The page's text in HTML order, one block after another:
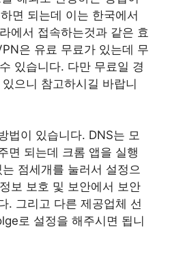
면 되는데 이는 한국에서
에서 접속하는것과 같은 효
은 유료 무료가 있는데 무
있습니다. 다만 무료일 경
으니 참고하시길 바랍니
법이 있습니다. DNS는 모
면 되는데 크롬 앱을 실행
점세개를 눌러서 설정으
보 보호 및 보안에서 보안
. 그리고 다른 제공업체 선
로 설정을 해주시면 됩니